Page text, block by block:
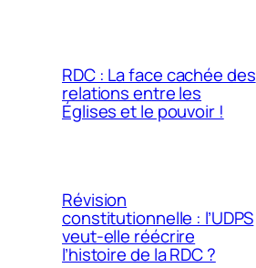
RDC : La face cachée des
relations entre les
Églises et le pouvoir !
Révision
constitutionnelle : l’UDPS
veut-elle réécrire
l’histoire de la RDC ?